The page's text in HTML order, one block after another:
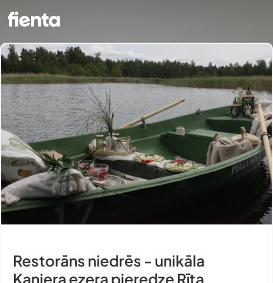
Restorāns niedrēs - unikāla
Kaņiera ezera pieredze Rīta